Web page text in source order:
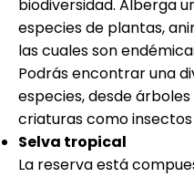
biodiversidad. Alberga
especies de plantas,
las cuales son
Podrás encontrar una
especies, desde
criaturas como insectos
Selva tropical
La reserva está